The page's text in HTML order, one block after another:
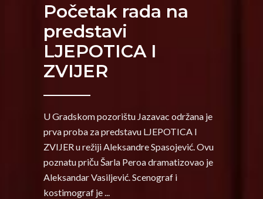
Početak rada na
predstavi
LJEPOTICA I
ZVIJER
U Gradskom pozorištu Jazavac održana je
prva proba za predstavu LJEPOTICA I
ZVIJER u režiji Aleksandre Spasojević. Ovu
poznatu priču Šarla Peroa dramatizovao je
Aleksandar Vasiljević. Scenograf i
kostimograf je